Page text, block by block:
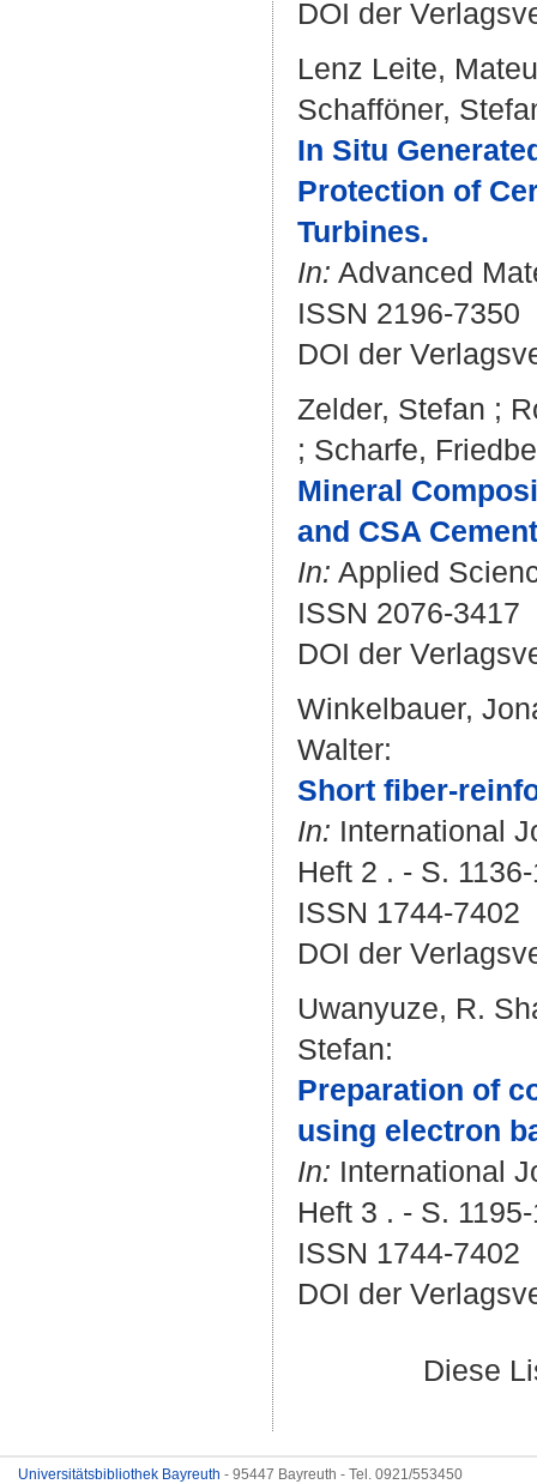
DOI der
Lenz Leite,
Schafföner,
In Situ
Protection of
Turbines.
In: Advanced
ISSN 2196-7350
DOI der
Zelder, Stefan ;
; Scharfe,
Mineral
and CSA
In: Applied
ISSN 2076-3417
DOI der
Winkelbauer,
Walter:
Short fiber-
In: International
Heft 2 . - S.
ISSN 1744-7402
DOI der
Uwanyuze, R.
Stefan:
Preparation of
using electron
In: International
Heft 3 . - S.
ISSN 1744-7402
DOI der
Diese
Universitätsbibliothek Bayreuth - 95447 Bayreuth - Tel. 0921/553450